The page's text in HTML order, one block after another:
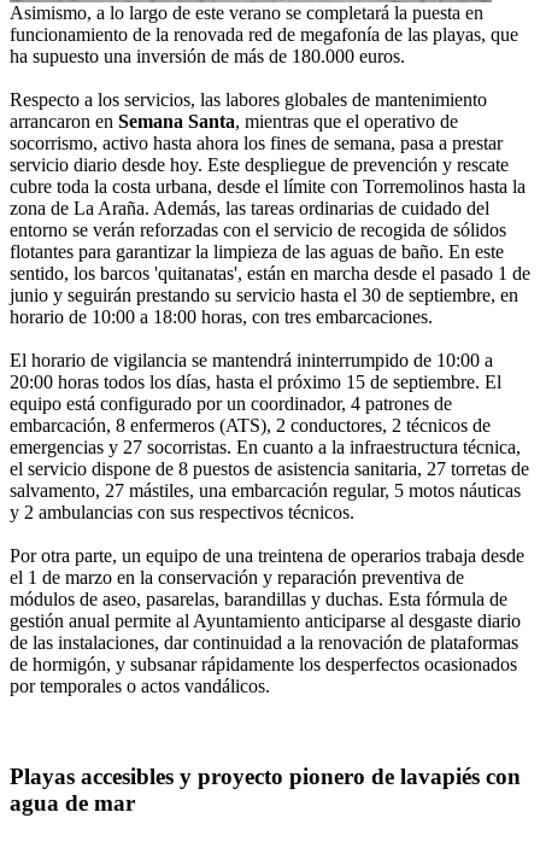
Asimismo, a lo largo de este verano se completará la puesta en
funcionamiento de la renovada red de megafonía de las playas, que
ha supuesto una inversión de más de 180.000 euros.
Respecto a los servicios, las labores globales de mantenimiento
arrancaron en Semana Santa, mientras que el operativo de
socorrismo, activo hasta ahora los fines de semana, pasa a prestar
servicio diario desde hoy. Este despliegue de prevención y rescate
cubre toda la costa urbana, desde el límite con Torremolinos hasta la
zona de La Araña. Además, las tareas ordinarias de cuidado del
entorno se verán reforzadas con el servicio de recogida de sólidos
flotantes para garantizar la limpieza de las aguas de baño. En este
sentido, los barcos 'quitanatas', están en marcha desde el pasado 1 de
junio y seguirán prestando su servicio hasta el 30 de septiembre, en
horario de 10:00 a 18:00 horas, con tres embarcaciones.
El horario de vigilancia se mantendrá ininterrumpido de 10:00 a
20:00 horas todos los días, hasta el próximo 15 de septiembre. El
equipo está configurado por un coordinador, 4 patrones de
embarcación, 8 enfermeros (ATS), 2 conductores, 2 técnicos de
emergencias y 27 socorristas. En cuanto a la infraestructura técnica,
el servicio dispone de 8 puestos de asistencia sanitaria, 27 torretas de
salvamento, 27 mástiles, una embarcación regular, 5 motos náuticas
y 2 ambulancias con sus respectivos técnicos.
Por otra parte, un equipo de una treintena de operarios trabaja desde
el 1 de marzo en la conservación y reparación preventiva de
módulos de aseo, pasarelas, barandillas y duchas. Esta fórmula de
gestión anual permite al Ayuntamiento anticiparse al desgaste diario
de las instalaciones, dar continuidad a la renovación de plataformas
de hormigón, y subsanar rápidamente los desperfectos ocasionados
por temporales o actos vandálicos.
Playas accesibles y proyecto pionero de lavapiés con
agua de mar